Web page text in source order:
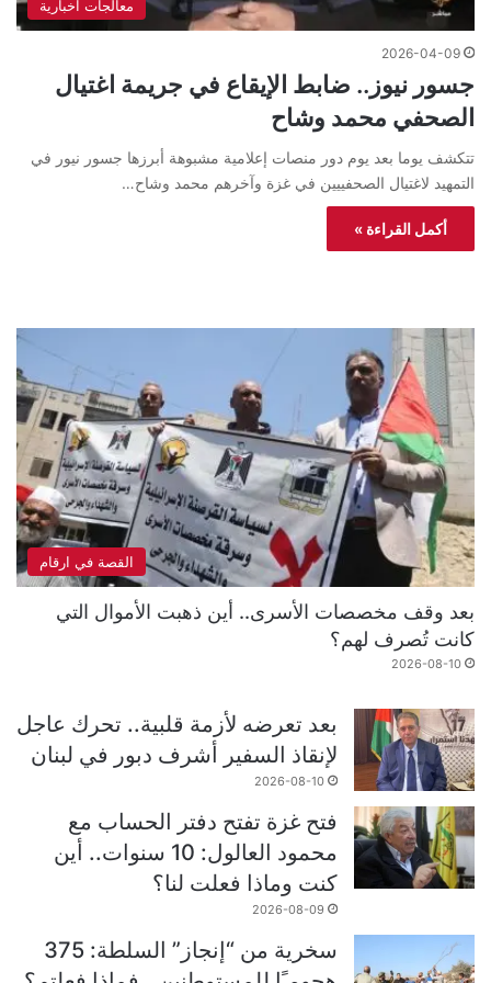
معالجات اخبارية
2026-04-09
جسور نيوز.. ضابط الإيقاع في جريمة اغتيال
الصحفي محمد وشاح
تتكشف يوما بعد يوم دور منصات إعلامية مشبوهة أبرزها جسور نيور في
التمهيد لاغتيال الصحفييين في غزة وآخرهم محمد وشاح…
أكمل القراءة »
القصة في ارقام
بعد وقف مخصصات الأسرى.. أين ذهبت الأموال التي
كانت تُصرف لهم؟
2026-08-10
بعد تعرضه لأزمة قلبية.. تحرك عاجل
لإنقاذ السفير أشرف دبور في لبنان
2026-08-10
فتح غزة تفتح دفتر الحساب مع
محمود العالول: 10 سنوات.. أين
كنت وماذا فعلت لنا؟
2026-08-09
سخرية من “إنجاز” السلطة: 375